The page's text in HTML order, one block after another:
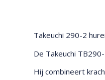
Takeuchi 290-2
De Takeuchi
Hij combineert